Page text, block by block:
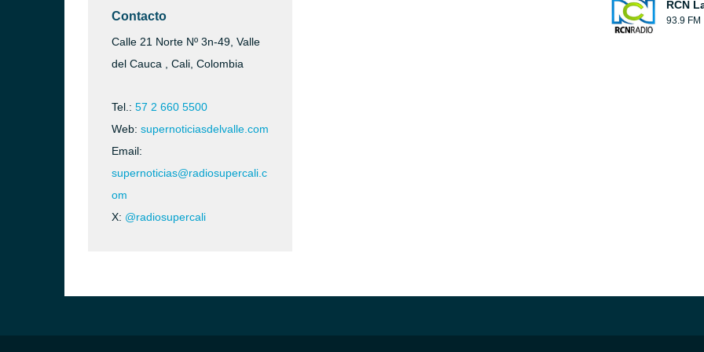
Contacto
Calle 21 Norte Nº 3n-49, Valle
del Cauca , Cali, Colombia
Tel.: 57 2 660 5500
Web: supernoticiasdelvalle.com
Email:
supernoticias@radiosupercali.c
om
X: @radiosupercali
RCN
93.9 FM